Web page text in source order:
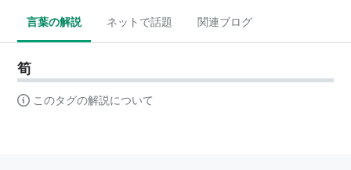
言葉の解説 ネットで話題 関連ブログ
筍
このタグの解説について